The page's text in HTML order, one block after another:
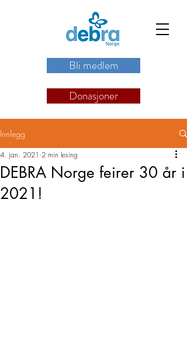
Donasjoner
Bli medlem
Innlegg
DEBRA Norge feirer 30 år i
2021!
4. jan. 2021 2 min lesing